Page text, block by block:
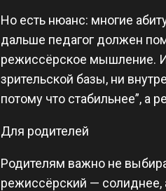
Но есть нюанс: многие
дальше педагог должен
режиссёрское мышление.
зрительской базы, ни
потому что стабильнее”, а
Для родителей
Родителям важно не
режиссёрский — солиднее,